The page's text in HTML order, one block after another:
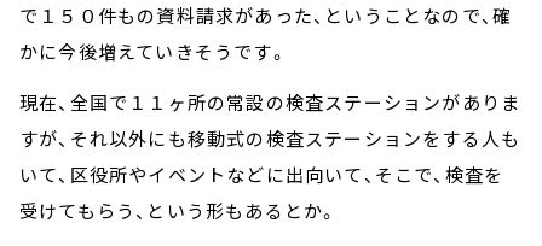
で１５０件もの資料請求があった、ということなので、確
かに今後増えていきそうです。
現在、全国で１１ヶ所の常設の検査ステーションがありま
すが、それ以外にも移動式の検査ステーションをする人も
いて、区役所やイベントなどに出向いて、そこで、検査を
受けてもらう、という形もあるとか。